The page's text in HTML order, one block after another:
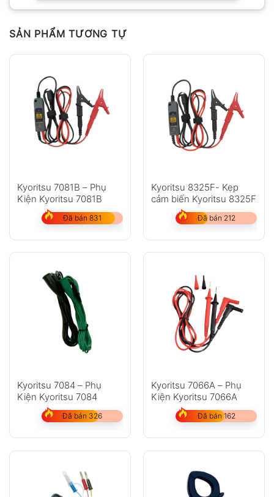
SẢN PHẨM TƯƠNG TỰ
Kyoritsu 7081B – Phụ
Kiện Kyoritsu 7081B
Đã bán 831
Kyoritsu 8325F- Kẹp
cảm biến Kyoritsu 8325F
Đã bán 212
Kyoritsu 7084 – Phụ
Kiện Kyoritsu 7084
Đã bán 326
Kyoritsu 7066A – Phụ
Kiện Kyoritsu 7066A
Đã bán 162